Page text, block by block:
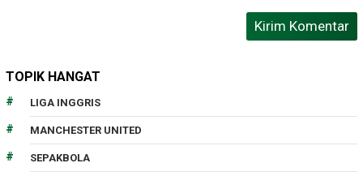
TOPIK HANGAT
LIGA INGGRIS
MANCHESTER UNITED
SEPAKBOLA